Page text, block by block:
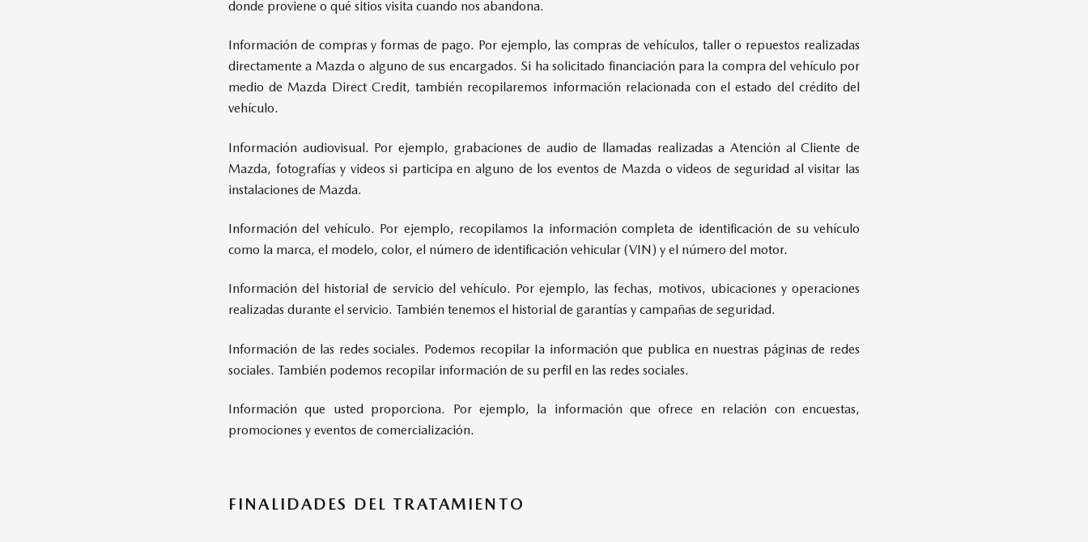
donde proviene o qué sitios visita cuando nos abandona.
Información de compras y formas de pago. Por ejemplo, las compras de vehículos, taller o repuestos realizadas
directamente a Mazda o alguno de sus encargados. Si ha solicitado financiación para Ia compra del vehículo por
medio de Mazda Direct Credit, también recopilaremos información relacionada con el estado del crédito del
vehículo.
Información audiovisual. Por ejemplo, grabaciones de audio de llamadas realizadas a Atención al Cliente de
Mazda, fotografías y videos si participa en alguno de los eventos de Mazda o videos de seguridad al visitar las
instalaciones de Mazda.
Información del vehículo. Por ejemplo, recopilamos Ia información completa de identificación de su vehículo
como la marca, el modelo, color, el número de identificación vehicular (VIN) y el número del motor.
Información del historial de servicio del vehículo. Por ejemplo, las fechas, motivos, ubicaciones y operaciones
realizadas durante el servicio. También tenemos el historial de garantías y campañas de seguridad.
Información de las redes sociales. Podemos recopilar Ia información que publica en nuestras páginas de redes
sociales. También podemos recopilar información de su perfil en las redes sociales.
Información que usted proporciona. Por ejemplo, la información que ofrece en relación con encuestas,
promociones y eventos de comercialización.
FINALIDADES DEL TRATAMIENTO